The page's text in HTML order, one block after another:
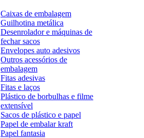
Caixas de embalagem
Guilhotina metálica
Desenrolador e máquinas de
fechar sacos
Envelopes auto adesivos
Outros acessórios de
embalagem
Fitas adesivas
Fitas e laços
Plástico de borbulhas e filme
extensível
Sacos de plástico e papel
Papel de embalar kraft
Papel fantasia